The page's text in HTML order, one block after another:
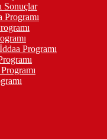
Sonuçlar
Programı
Programı